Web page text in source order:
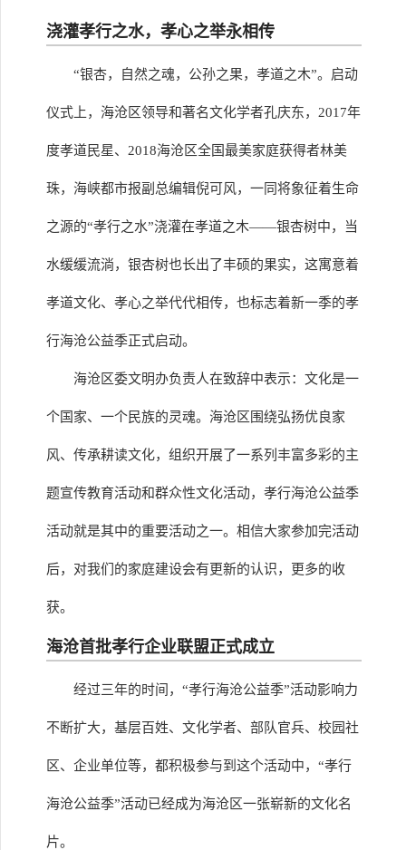
浇灌孝行之水，孝心之举永相传
“银杏，自然之魂，公孙之果，孝道之木”。启动
仪式上，海沧区领导和著名文化学者孔庆东，2017年
度孝道民星、2018海沧区全国最美家庭获得者林美
珠，海峡都市报副总编辑倪可风，一同将象征着生命
之源的“孝行之水”浇灌在孝道之木——银杏树中，当
水缓缓流淌，银杏树也长出了丰硕的果实，这寓意着
孝道文化、孝心之举代代相传，也标志着新一季的孝
行海沧公益季正式启动。
海沧区委文明办负责人在致辞中表示：文化是一
个国家、一个民族的灵魂。海沧区围绕弘扬优良家
风、传承耕读文化，组织开展了一系列丰富多彩的主
题宣传教育活动和群众性文化活动，孝行海沧公益季
活动就是其中的重要活动之一。相信大家参加完活动
后，对我们的家庭建设会有更新的认识，更多的收
获。
海沧首批孝行企业联盟正式成立
经过三年的时间，“孝行海沧公益季”活动影响力
不断扩大，基层百姓、文化学者、部队官兵、校园社
区、企业单位等，都积极参与到这个活动中，“孝行
海沧公益季”活动已经成为海沧区一张崭新的文化名
片。